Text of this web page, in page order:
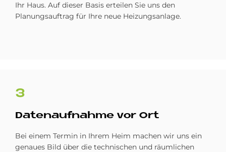
Ihr Haus. Auf dieser Basis erteilen Sie uns den
Planungsauftrag für Ihre neue Heizungsanlage.
3
Da­ten­auf­nah­me vor Ort
Bei einem Termin in Ihrem Heim machen wir uns ein
genaues Bild über die technischen und räumlichen